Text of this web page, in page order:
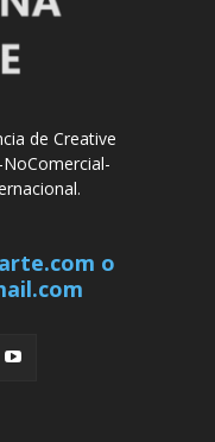
de Creative
.
o